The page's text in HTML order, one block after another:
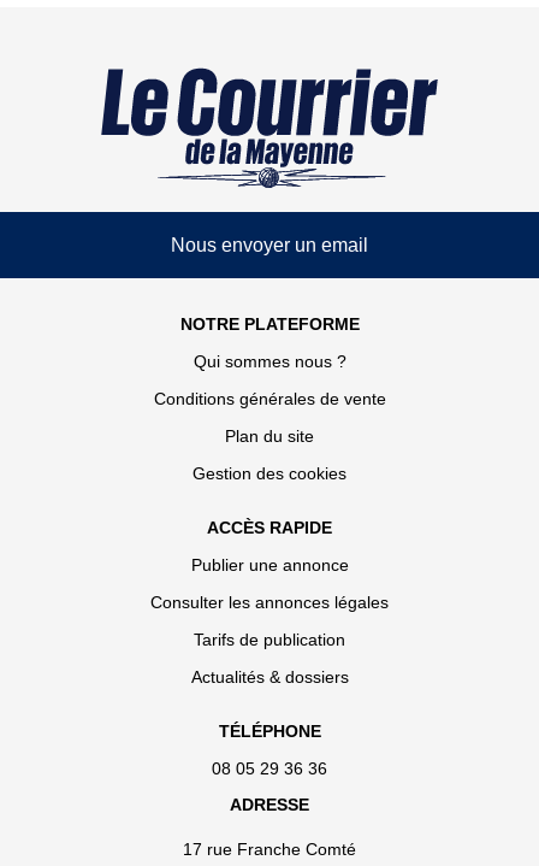
Nous envoyer un email
NOTRE PLATEFORME
Qui sommes nous ?
Conditions générales de vente
Plan du site
Gestion des cookies
ACCÈS RAPIDE
Publier une annonce
Consulter les annonces légales
Tarifs de publication
Actualités & dossiers
TÉLÉPHONE
08 05 29 36 36
ADRESSE
17 rue Franche Comté